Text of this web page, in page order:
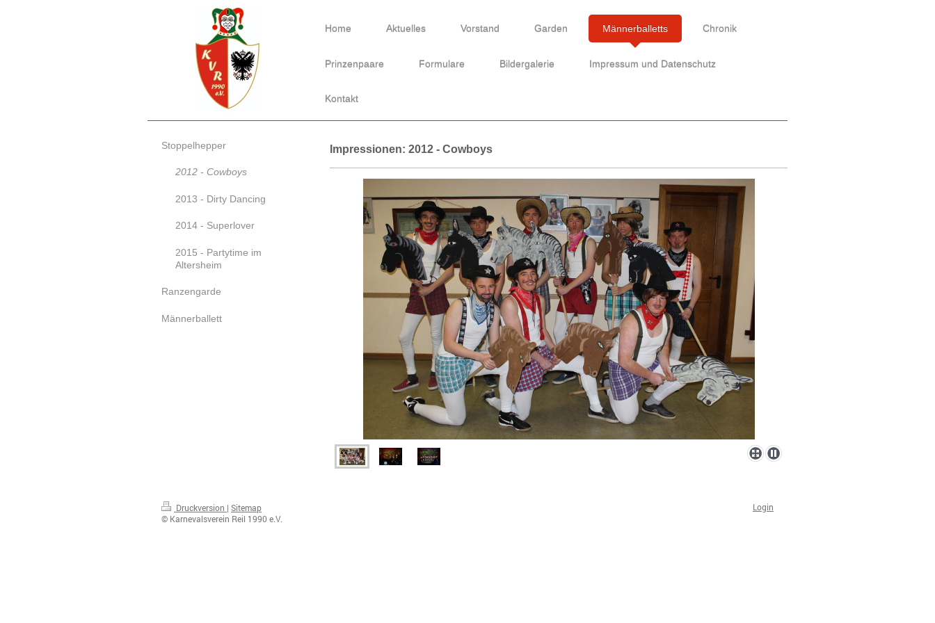
Home Aktuelles Vorstand Garden Männerballetts Chronik
Prinzenpaare Formulare Bildergalerie Impressum und Datenschutz
Kontakt
Impressionen: 2012 - Cowboys
Stoppelhepper
2012 - Cowboys
2013 - Dirty Dancing
2014 - Superlover
2015 - Partytime im
Altersheim
Ranzengarde
Männerballett
Druckversion | Sitemap
© Karnevalsverein Reil 1990 e.V.
Login